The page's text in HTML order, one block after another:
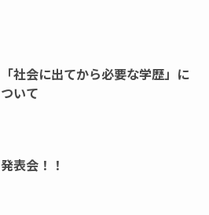
「社会に出てから必要な学歴」に
ついて
発表会！！